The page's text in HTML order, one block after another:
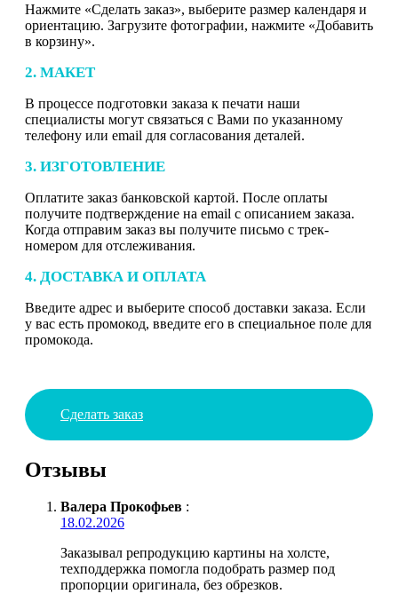
Нажмите «Сделать заказ», выберите размер календаря и
ориентацию. Загрузите фотографии, нажмите «Добавить
в корзину».
2. МАКЕТ
В процессе подготовки заказа к печати наши
специалисты могут связаться с Вами по указанному
телефону или email для согласования деталей.
3. ИЗГОТОВЛЕНИЕ
Оплатите заказ банковской картой. После оплаты
получите подтверждение на email с описанием заказа.
Когда отправим заказ вы получите письмо с трек-
номером для отслеживания.
4. ДОСТАВКА И ОПЛАТА
Введите адрес и выберите способ доставки заказа. Если
у вас есть промокод, введите его в специальное поле для
промокода.
Сделать заказ
Отзывы
Валера Прокофьев :
18.02.2026
Заказывал репродукцию картины на холсте,
техподдержка помогла подобрать размер под
пропорции оригинала, без обрезков.